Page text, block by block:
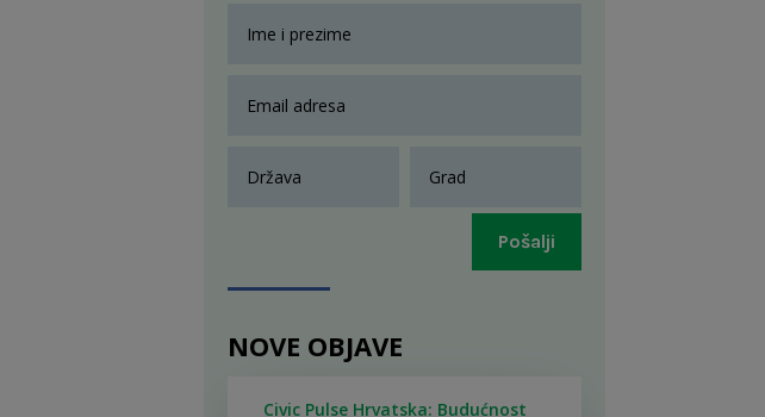
Pošalji
NOVE OBJAVE
Civic Pulse Hrvatska: Budućnost